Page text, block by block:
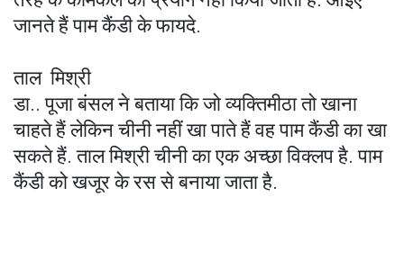
जानते हैं पाम कैंडी के फायदे.
ताल मिश्री
डा.. पूजा बंसल ने बताया कि जो व्यक्तिमीठा तो खाना
चाहते हैं लेकिन चीनी नहीं खा पाते हैं वह पाम कैंडी का खा
सकते हैं. ताल मिश्री चीनी का एक अच्छा विक्लप है. पाम
कैंडी को खजूर के रस से बनाया जाता है.